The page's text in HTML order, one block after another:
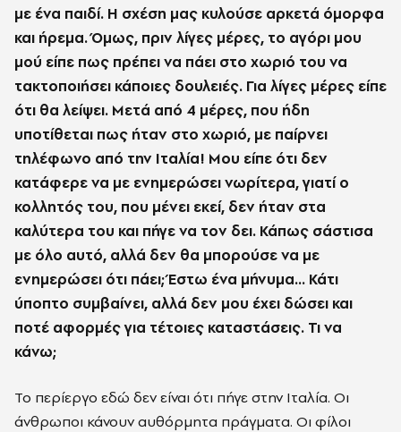
με ένα παιδί. Η σχέση μας κυλούσε αρκετά όμορφα
και ήρεμα. Όμως, πριν λίγες μέρες, το αγόρι μου
μού είπε πως πρέπει να πάει στο χωριό του να
τακτοποιήσει κάποιες δουλειές. Για λίγες μέρες είπε
ότι θα λείψει. Μετά από 4 μέρες, που ήδη
υποτίθεται πως ήταν στο χωριό, με παίρνει
τηλέφωνο από την Ιταλία! Μου είπε ότι δεν
κατάφερε να με ενημερώσει νωρίτερα, γιατί ο
κολλητός του, που μένει εκεί, δεν ήταν στα
καλύτερα του και πήγε να τον δει. Κάπως σάστισα
με όλο αυτό, αλλά δεν θα μπορούσε να με
ενημερώσει ότι πάει; Έστω ένα μήνυμα... Κάτι
ύποπτο συμβαίνει, αλλά δεν μου έχει δώσει και
ποτέ αφορμές για τέτοιες καταστάσεις. Τι να
κάνω;
Το περίεργο εδώ δεν είναι ότι πήγε στην Ιταλία. Οι
άνθρωποι κάνουν αυθόρμητα πράγματα. Οι φίλοι